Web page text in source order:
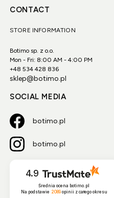
CONTACT
STORE INFORMATION
Botimo sp. z o.o.
Mon - Fri: 8:00 AM - 4:00 PM
+48 534 428 836
sklep@botimo.pl
SOCIAL MEDIA
botimo.pl
botimo.pl
4.9
Średnia ocena botimo.pl
Na podstawie 2089opinii z całego okresu